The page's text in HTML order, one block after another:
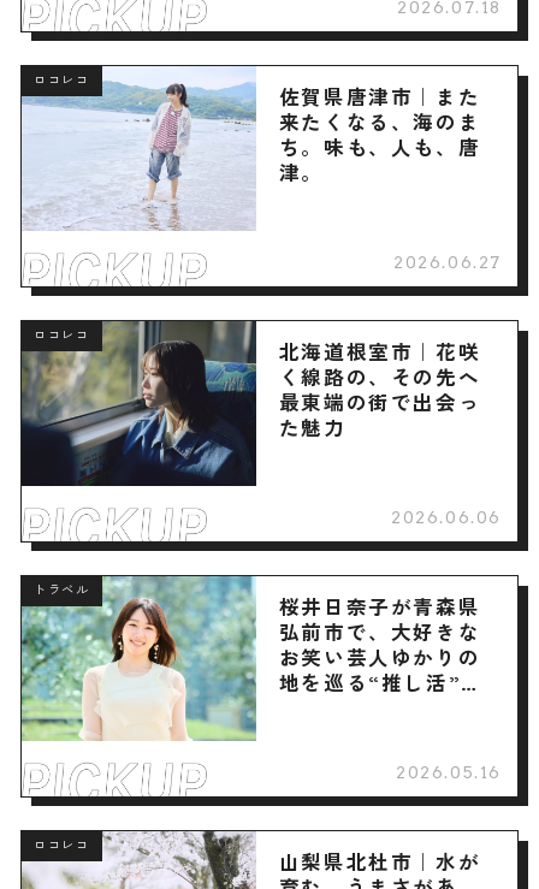
2026.07.18
ロコレコ
佐賀県唐津市｜また
来たくなる、海のま
ち。味も、人も、唐
津。
2026.06.27
ロコレコ
北海道根室市｜花咲
く線路の、その先へ
最東端の街で出会っ
た魅力
2026.06.06
トラベル
桜井日奈子が青森県
弘前市で、大好きな
お笑い芸人ゆかりの
地を巡る“推し活”旅
2026.05.16
ロコレコ
山梨県北杜市｜水が